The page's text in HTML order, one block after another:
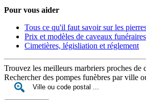
Pour vous aider
Tous ce qu'il faut savoir sur les
Prix et modèles de caveaux funéraires
Cimetières, législiation et réglement
Trouvez les meilleurs marbriers proches de
Rechercher des pompes funèbres par ville